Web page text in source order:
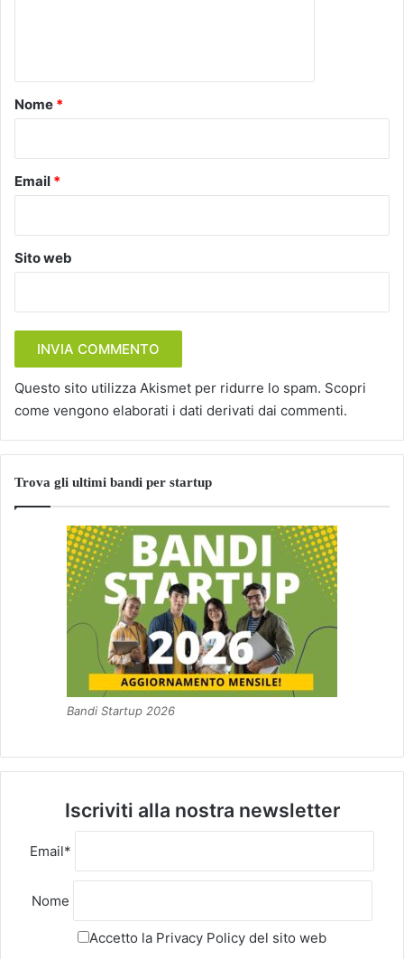
o
Nome *
Email *
Sito web
Questo sito utilizza Akismet per ridurre lo spam. Scopri
come vengono elaborati i dati derivati dai commenti.
Trova gli ultimi bandi per startup
Bandi Startup 2026
Iscriviti alla nostra newsletter
Email*
Nome
Accetto la Privacy Policy del sito web